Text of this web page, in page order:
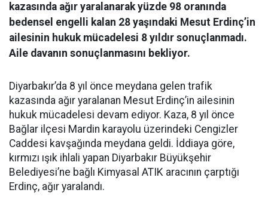
kazasında ağır yaralanarak yüzde 98 oranında
bedensel engelli kalan 28 yaşındaki Mesut Erdinç’in
ailesinin hukuk mücadelesi 8 yıldır sonuçlanmadı.
Aile davanın sonuçlanmasını bekliyor.
Diyarbakır’da 8 yıl önce meydana gelen trafik
kazasında ağır yaralanan Mesut Erdinç’in ailesinin
hukuk mücadelesi devam ediyor. Kaza, 8 yıl önce
Bağlar ilçesi Mardin karayolu üzerindeki Cengizler
Caddesi kavşağında meydana geldi. İddiaya göre,
kırmızı ışık ihlali yapan Diyarbakır Büyükşehir
Belediyesi’ne bağlı Kimyasal ATIK aracının çarptığı
Erdinç, ağır yaralandı.